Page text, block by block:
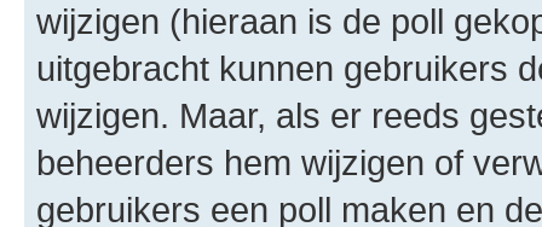
wijzigen (hieraan is de poll
uitgebracht kunnen gebruikers
wijzigen. Maar, als er reeds
beheerders hem wijzigen of
gebruikers een poll maken en